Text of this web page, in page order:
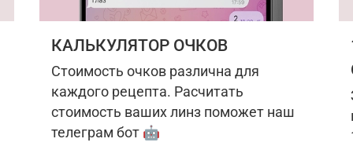
КАЛЬКУЛЯТОР ОЧКОВ
Стоимость очков различна для
каждого рецепта. Расчитать
стоимость ваших линз поможет наш
телеграм бот 🤖